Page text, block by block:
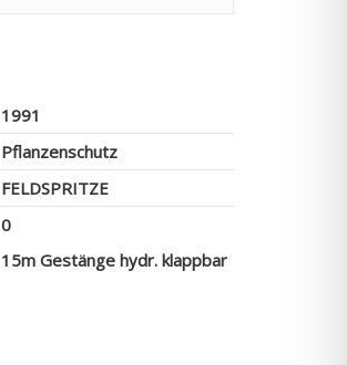
1991
Pflanzenschutz
FELDSPRITZE
0
15m Gestänge hydr. klappbar